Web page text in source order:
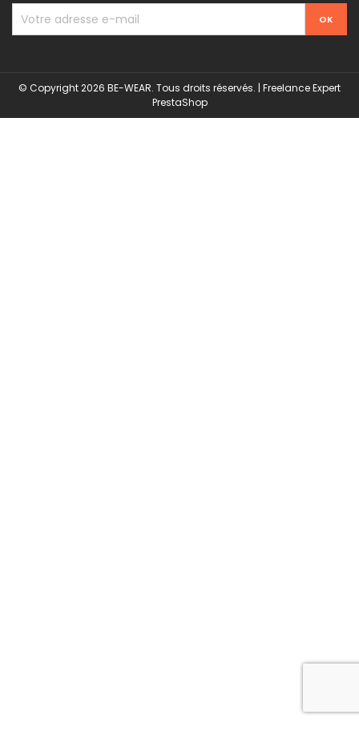
© Copyright 2026 BE-WEAR. Tous droits réservés. | Freelance Expert
PrestaShop
Surveillance de la sécurité par